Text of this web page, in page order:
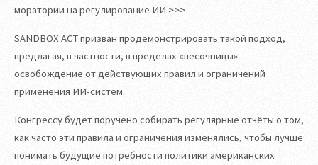
моратории на регулирование ИИ >>>
SANDBOX ACT призван продемонстрировать такой подход,
предлагая, в частности, в пределах «песочницы»
освобождение от действующих правил и ограничений
применения ИИ-систем.
Конгрессу будет поручено собирать регулярные отчёты о том,
как часто эти правила и ограничения изменялись, чтобы лучше
понимать будущие потребности политики американских